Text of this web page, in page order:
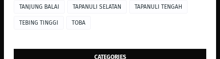
TANJUNG BALAI TAPANULI SELATAN TAPANULI TENGAH
TEBING TINGGI TOBA
CATEGORIES